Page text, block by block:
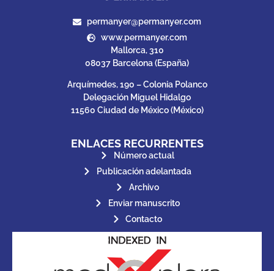
permanyer@permanyer.com
www.permanyer.com
Mallorca, 310
08037 Barcelona (España)
Arquímedes, 190 – Colonia Polanco
Delegación Miguel Hidalgo
11560 Ciudad de México (México)
ENLACES RECURRENTES
Número actual
Publicación adelantada
Archivo
Enviar manuscrito
Contacto